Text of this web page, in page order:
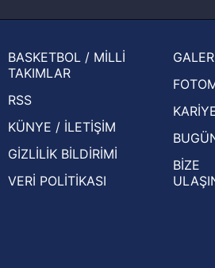
olan manşetler!
UEFA Avrupa Ligi'nde 3. Ön
muhtemel rakipleri belli oldu!
BASKETBOL / MİLLİ
TAKIMLAR
RSS
KÜNYE / İLETİŞİM
GİZLİLİK BİLDİRİMİ
VERİ POLİTİKASI
BİZE